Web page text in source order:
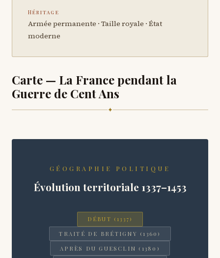
Héritage
Armée permanente · Taille royale · État
moderne
Carte — La France pendant la
Guerre de Cent Ans
✦
GÉOGRAPHIE POLITIQUE
Évolution territoriale 1337–1453
DÉBUT (1337)
TRAITÉ DE BRÉTIGNY (1360)
APRÈS DU GUESCLIN (1380)